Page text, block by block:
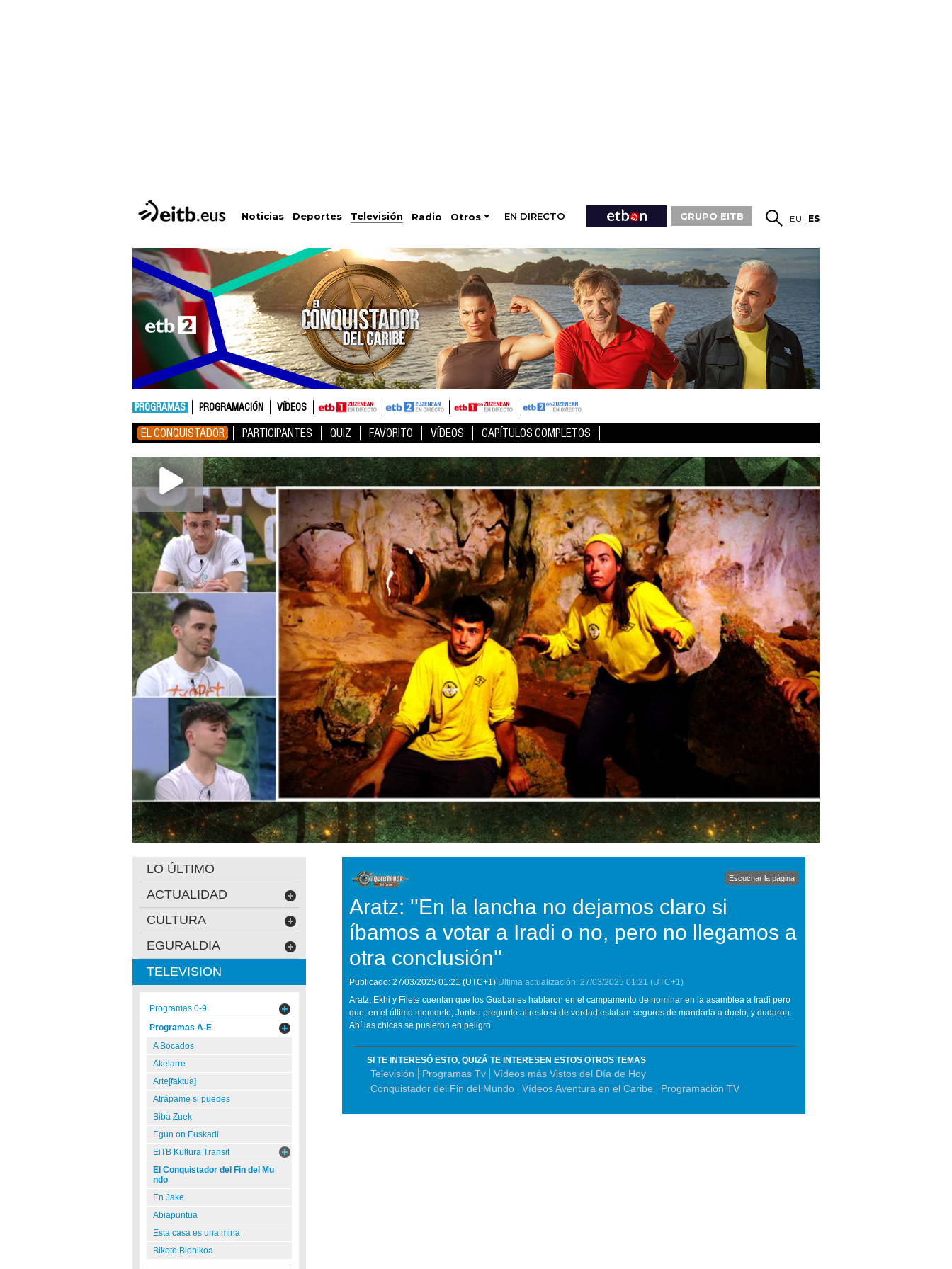
Noticias Deportes Televisión Radio Otros EN DIRECTO GRUPO EITB EU ES
PROGRAMAS PROGRAMACIÓN VÍDEOS
EL CONQUISTADOR PARTICIPANTES QUIZ FAVORITO VÍDEOS CAPÍTULOS COMPLETOS
Escuchar la página
Aratz: ''En la lancha no dejamos claro si
íbamos a votar a Iradi o no, pero no llegamos a
otra conclusión''
Publicado: 27/03/2025 01:21 (UTC+1) Última actualización: 27/03/2025 01:21 (UTC+1)
Aratz, Ekhi y Filete cuentan que los Guabanes hablaron en el campamento de nominar en la asamblea a Iradi pero
que, en el último momento, Jontxu pregunto al resto si de verdad estaban seguros de mandarla a duelo, y dudaron.
Ahí las chicas se pusieron en peligro.
SI TE INTERESÓ ESTO, QUIZÁ TE INTERESEN ESTOS OTROS TEMAS
Televisión Programas Tv
Vídeos más Vistos del Día de Hoy
Conquistador del Fin del Mundo
Vídeos Aventura en el Caribe Programación TV
LO ÚLTIMO
ACTUALIDAD
CULTURA
EGURALDIA
TELEVISION
Programas 0-9
Programas A-E
A Bocados
Akelarre
Arte[faktua]
Atrápame si puedes
Biba Zuek
Egun on Euskadi
EiTB Kultura Transit
El Conquistador del Fin del Mu
ndo
En Jake
Abiapuntua
Esta casa es una mina
Bikote Bionikoa